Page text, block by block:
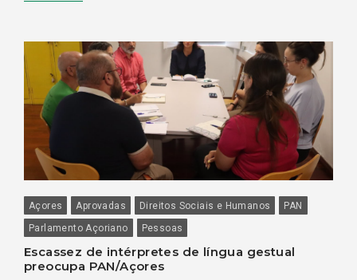
Açores Aprovadas Direitos Sociais e Humanos
PAN
Parlamento Açoriano
Pessoas
Escassez de intérpretes de língua gestual
preocupa PAN/Açores